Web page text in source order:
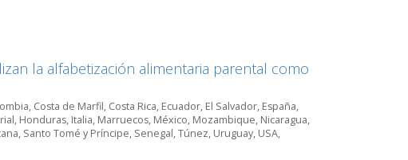
la alfabetización alimentaria parental como
, Costa de Marfil, Costa Rica, Ecuador, El Salvador, España,
, Honduras, Italia, Marruecos, México, Mozambique, Nicaragua,
, Santo Tomé y Príncipe, Senegal,Túnez, Uruguay, USA,